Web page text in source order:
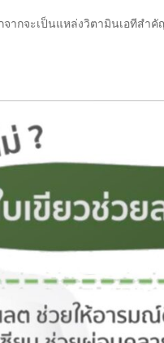
ากจะเป็นแหล่งวิตามินเอทีส